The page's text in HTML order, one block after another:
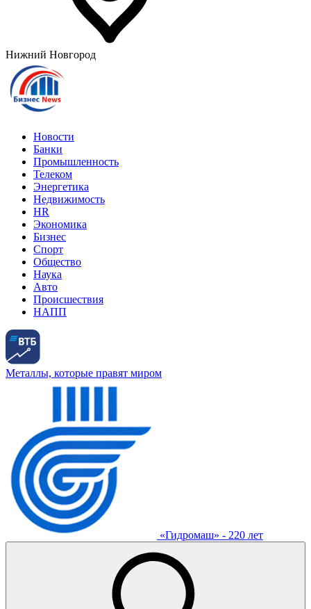
Нижний Новгород
Новости
Банки
Промышленность
Телеком
Энергетика
Недвижимость
HR
Экономика
Бизнес
Спорт
Общество
Наука
Авто
Происшествия
НАПП
Металлы, которые правят миром
«Гидромаш» - 220 лет